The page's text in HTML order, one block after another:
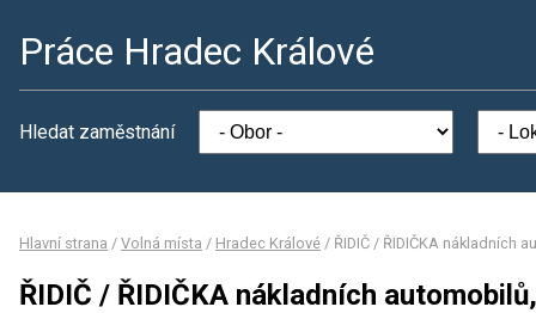
Práce Hradec Králové
Hledat zaměstnání
Hlavní strana / Volná místa / Hradec Králové / ŘIDIČ / ŘIDIČKA nákladních
ŘIDIČ / ŘIDIČKA nákladních